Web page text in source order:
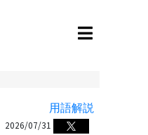
用語解説
2026/07/31